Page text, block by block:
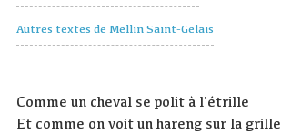
Autres textes de Mellin Saint-Gelais
Comme un cheval se polit à l'étrille
Et comme on voit un hareng sur la grille